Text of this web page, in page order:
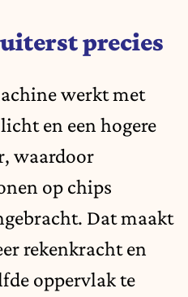
precies
werkt met
en een hogere
waardoor
op chips
Dat maakt
rekenkracht en
oppervlak te